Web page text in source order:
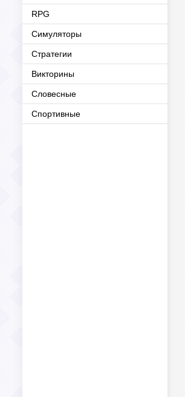
RPG
Симуляторы
Стратегии
Викторины
Словесные
Спортивные